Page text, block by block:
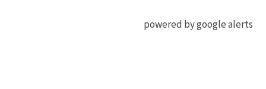
powered by google alerts